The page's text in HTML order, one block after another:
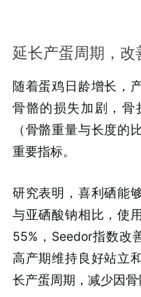
延长产蛋周期，改
随着蛋鸡日龄增长，
骨骼的损失加剧，骨
（骨骼重量与长度的
重要指标。
研究表明，喜利硒能
与亚硒酸钠相比，使
55%，Seedor指数改
高产期维持良好站立
长产蛋周期，减少因骨